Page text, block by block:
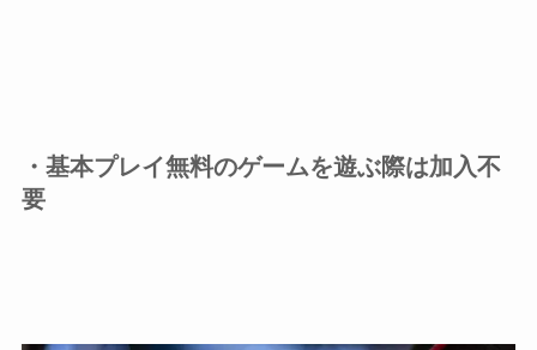
・基本プレイ無料のゲームを遊ぶ際は加入不
要